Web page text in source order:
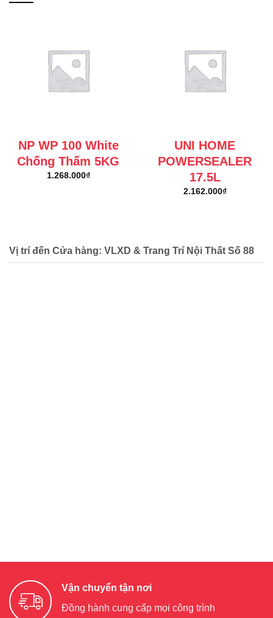
NP WP 100 White
Chống Thấm 5KG
1.268.000₫
UNI HOME
POWERSEALER
17.5L
2.162.000₫
Vị trí đến Cửa hàng: VLXD & Trang Trí Nội Thất Số 88
Vận chuyển tận nơi
Đồng hành cung cấp mọi công trình